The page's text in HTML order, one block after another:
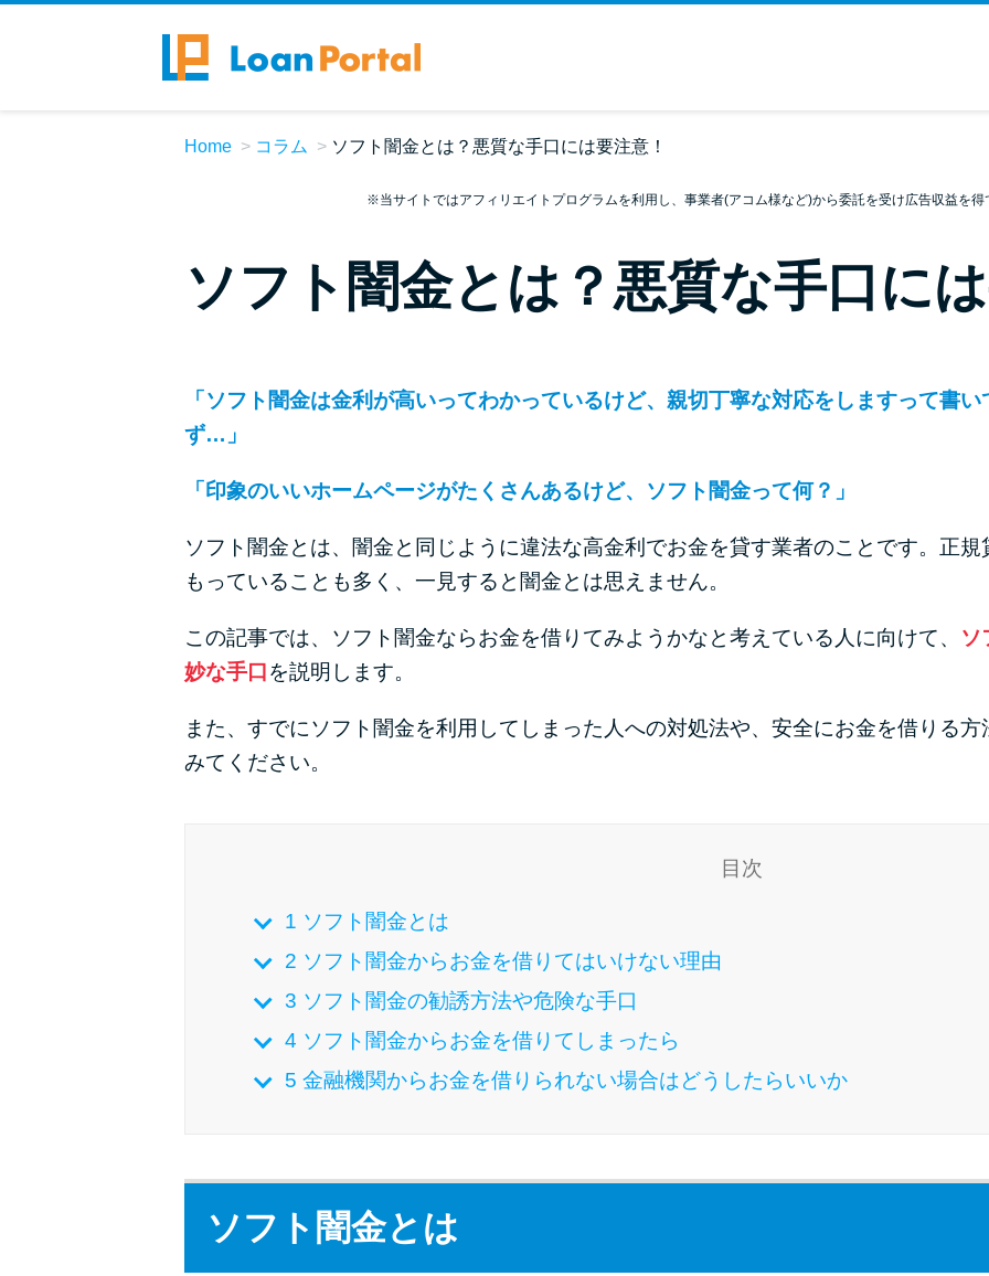
Home コラム ソフト闇金とは？悪質な手口には要注意！
※当サイトではアフィリエイトプログラムを利用し、事業者(アコム様など)から委託を受け広告収益を得
ソフト闇金とは？悪質な手口には
「ソフト闇金は金利が高いってわかっているけど、親切丁寧な対応をしますって書
ず…」
「印象のいいホームページがたくさんあるけど、ソフト闇金って何？」
ソフト闇金とは、闇金と同じように違法な高金利でお金を貸す業者のことです。正
もっていることも多く、一見すると闇金とは思えません。
この記事では、ソフト闇金ならお金を借りてみようかなと考えている人に向けて、 ソ
妙な手口を説明します。
また、すでにソフト闇金を利用してしまった人への対処法や、安全にお金を借りる
みてください。
目次
1 ソフト闇金とは
2 ソフト闇金からお金を借りてはいけない理由
3 ソフト闇金の勧誘方法や危険な手口
4 ソフト闇金からお金を借りてしまったら
5 金融機関からお金を借りられない場合はどうしたらいいか
ソフト闇金とは